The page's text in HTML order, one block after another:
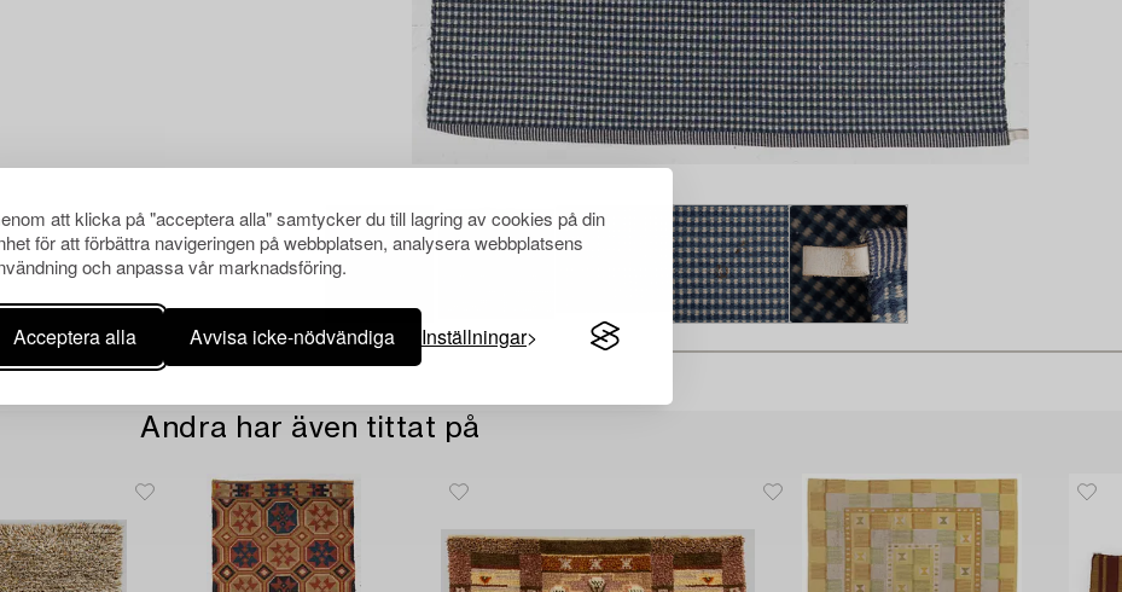
att klicka på "acceptera alla" samtycker du till lagring av cookies på din
för att förbättra navigeringen på webbplatsen, analysera webbplatsens
och anpassa vår marknadsföring.
Acceptera alla Avvisa icke-nödvändiga Inställningar
Andra har även tittat på